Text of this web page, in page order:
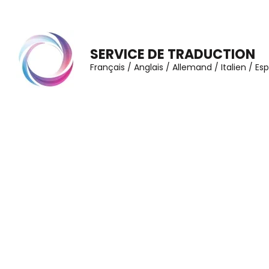
contenu
(Pressez
Entrée)
SERVICE DE TRADUCTION
Français / Anglais / Allemand / Italien /